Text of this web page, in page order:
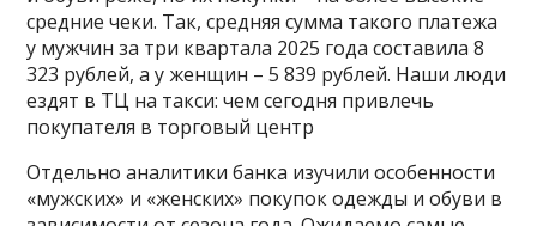
средние чеки. Так, средняя сумма такого платежа
у мужчин за три квартала 2025 года составила 8
323 рублей, а у женщин – 5 839 рублей. Наши люди
ездят в ТЦ на такси: чем сегодня привлечь
покупателя в торговый центр
Отдельно аналитики банка изучили особенности
«мужских» и «женских» покупок одежды и обуви в